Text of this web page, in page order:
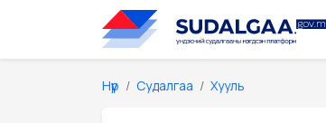
Нүүр Судалгаа Хууль